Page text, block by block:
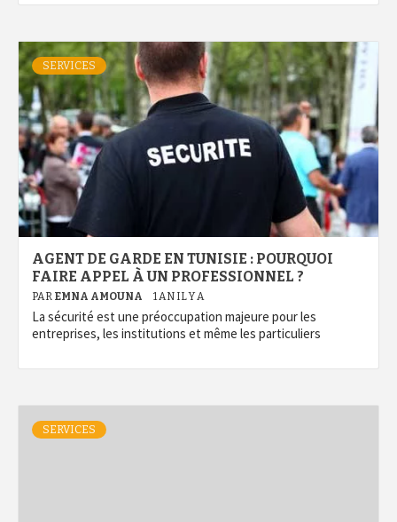
SERVICES
AGENT DE GARDE EN TUNISIE : POURQUOI
FAIRE APPEL À UN PROFESSIONNEL ?
PAR EMNA AMOUNA 1 AN IL Y A
La sécurité est une préoccupation majeure pour les
entreprises, les institutions et même les particuliers
SERVICES